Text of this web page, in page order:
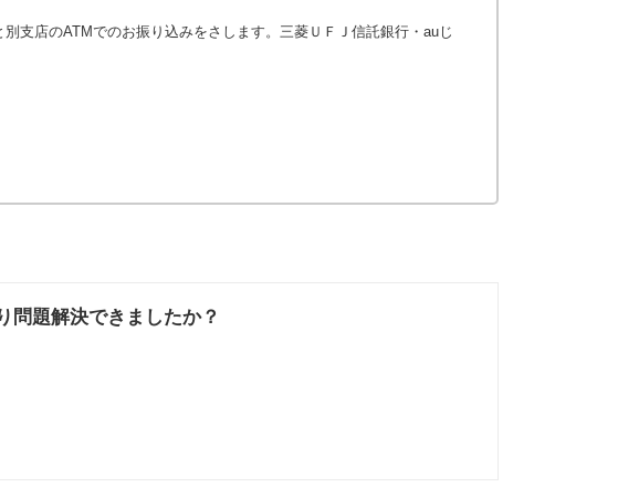
支店のATMでのお振り込みをさします。三菱ＵＦＪ信託銀行・auじ
問題解決できましたか？